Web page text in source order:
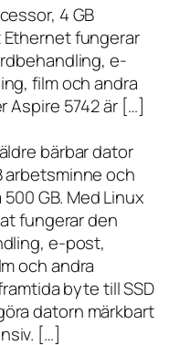
4 GB
fungerar
e-
film och andra
Aspire 5742 är […]
bärbar dator
arbetsminne och
GB. Med Linux
fungerar den
e-post,
och andra
byte till SSD
datorn märkbart
[…]